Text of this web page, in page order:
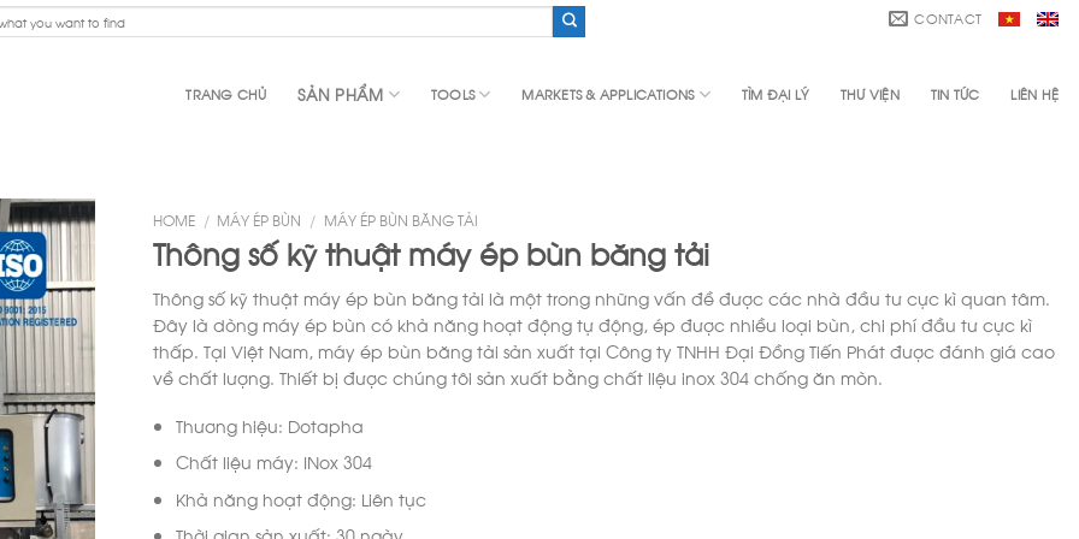
CONTACT
TRANG CHỦ SẢN PHẨM TOOLS MARKETS & APPLICATIONS TÌM ĐẠI LÝ THƯ VIỆN TIN TỨC LIÊN HỆ
HOME / MÁY ÉP BÙN / MÁY ÉP BÙN BĂNG TẢI
Thông số kỹ thuật máy ép bùn băng tải
Thông số kỹ thuật máy ép bùn băng tải là một trong những vấn đề được các nhà đầu tư cực kì quan tâm.
Đây là dòng máy ép bùn có khả năng hoạt động tự động, ép được nhiều loại bùn, chi phí đầu tư cực kì
thấp. Tại Việt Nam, máy ép bùn băng tải sản xuất tại Công ty TNHH Đại Đồng Tiến Phát được đánh giá cao
về chất lượng. Thiết bị được chúng tôi sản xuất bằng chất liệu inox 304 chống ăn mòn.
Thương hiệu: Dotapha
Chất liệu máy: INox 304
Khả năng hoạt động: Liên tục